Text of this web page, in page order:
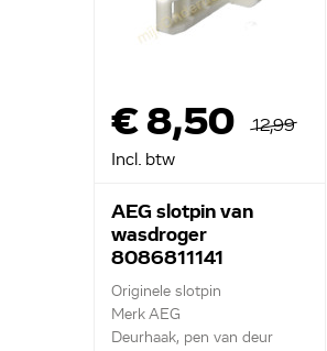
€ 8,50
12,99
Incl. btw
AEG slotpin van
wasdroger
8086811141
Originele slotpin
Merk AEG
Deurhaak, pen van deur